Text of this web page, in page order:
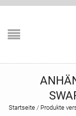
Startseite /Produkte